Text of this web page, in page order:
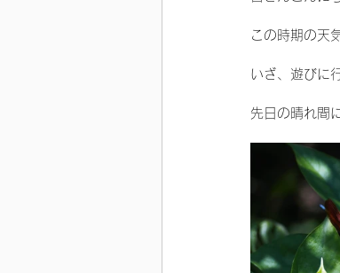
この時期の天
いざ、遊びに
先日の晴れ間